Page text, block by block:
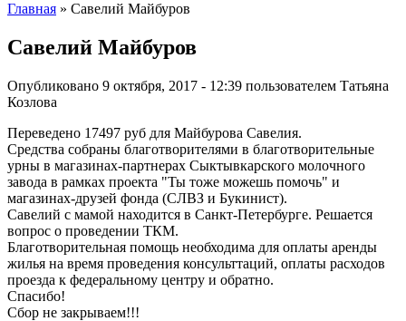
Главная » Савелий Майбуров
Савелий Майбуров
Опубликовано 9 октября, 2017 - 12:39 пользователем Татьяна
Козлова
Переведено 17497 руб для Майбурова Савелия.
Средства собраны благотворителями в благотворительные
урны в магазинах-партнерах Сыктывкарского молочного
завода в рамках проекта "Ты тоже можешь помочь" и
магазинах-друзей фонда (СЛВЗ и Букинист).
Савелий с мамой находится в Санкт-Петербурге. Решается
вопрос о проведении ТКМ.
Благотворительная помощь необходима для оплаты аренды
жилья на время проведения консульттаций, оплаты расходов
проезда к федеральному центру и обратно.
Спасибо!
Сбор не закрываем!!!